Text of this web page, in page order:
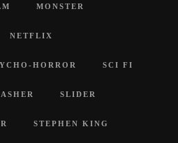
MONSTER
NETFLIX
HORROR SCI FI
SLIDER
STEPHEN KING